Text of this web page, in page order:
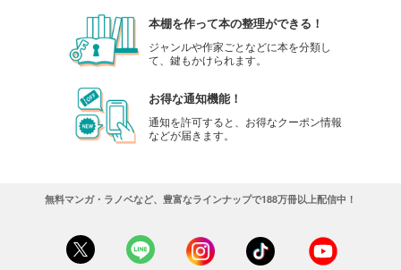
本棚を作って本の整理ができる！
ジャンルや作家ごとなどに本を分類し
て、鍵もかけられます。
お得な通知機能！
通知を許可すると、お得なクーポン情報
などが届きます。
無料マンガ・ラノベなど、豊富なラインナップで188万冊以上配信中！